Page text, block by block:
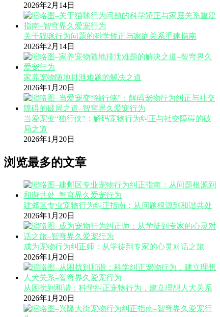
2026年2月14日
关于猫咪行为问题的科学矫正与家庭关系重建指南
2026年2月14日
家养宠物随地排泄难题的解决之道
2026年1月20日
当爱宠变“独行侠”：解码宠物行为纠正与社交障碍的破
局之道
2026年1月20日
浏览最多的文章
建邺区专业宠物行为纠正指南：从问题根源到和谐共处
2026年1月20日
成为宠物行为纠正师：从学徒到专家的心灵对话之旅
2026年1月20日
从困扰到和谐：科学纠正宠物行为，建立理想人犬关系
2026年1月20日